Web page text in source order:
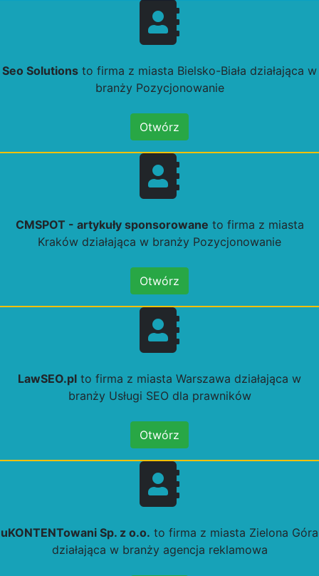
Seo Solutions to firma z miasta Bielsko-Biała działająca w
branży Pozycjonowanie
Otwórz
CMSPOT - artykuły sponsorowane to firma z miasta
Kraków działająca w branży Pozycjonowanie
Otwórz
LawSEO.pl to firma z miasta Warszawa działająca w
branży Usługi SEO dla prawników
Otwórz
uKONTENTowani Sp. z o.o. to firma z miasta Zielona Góra
działająca w branży agencja reklamowa